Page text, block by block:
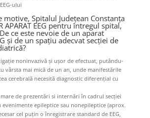
ului
motive, Spitalul Județean Constanța
APARAT EEG pentru întregul spital,
ce este nevoie de un aparat
și de un spațiu adecvat secției de
noninvazivă și ușor de efectuat, putându-
vârsta mai mică de un an, unde manifestările
cerebrală necesită diagnostic diferențial cu
de prezentări si internări în cadrul secției
epileptice sau nonepileptice (aprox.
cel puțin o înregistrare standard de EEG,